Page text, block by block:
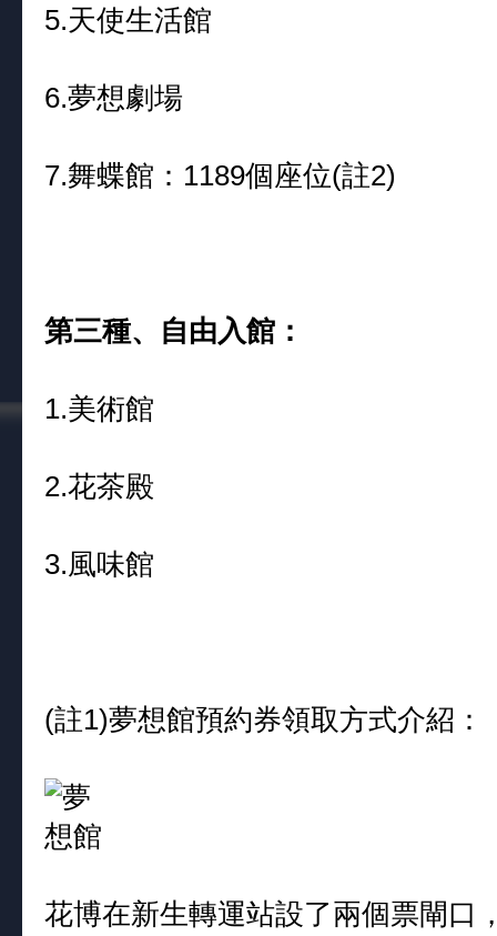
5.天使生活館
6.夢想劇場
7.舞蝶館：1189個座位(註2)
第三種、自由入館：
1.美術館
2.花茶殿
3.風味館
(註1)夢想館預約券領取方式介紹：
花博在新生轉運站設了兩個票閘口